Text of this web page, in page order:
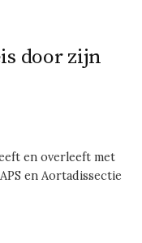
door zijn
en overleeft met
en Aortadissectie